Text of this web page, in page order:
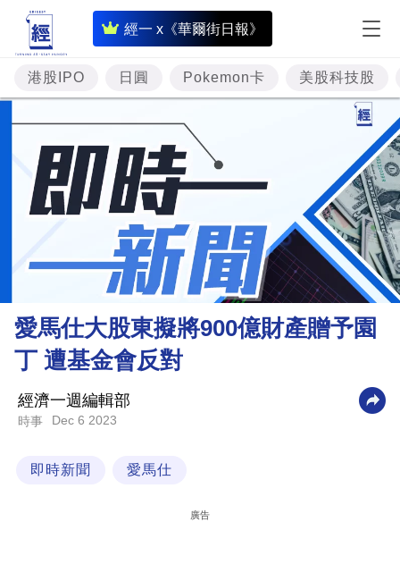
經一 x《華爾街日報》
即
時
財
經
專
題
投
資
樓
市
財
商
業
科
港股IPO 日圓 Pokemon卡 美股科技股
愛馬仕大股東擬將900億財產贈予園
丁 遭基金會反對
經濟一週編輯部
時事 Dec 6 2023
即時新聞 愛馬仕
廣告